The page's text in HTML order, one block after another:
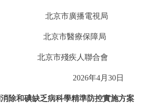
北京市廣播電視局
北京市醫療保障局
北京市殘疾人聯合會
2026年4月30日
消除和碘缺乏病科學精準防控實施方案